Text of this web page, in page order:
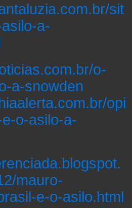
sit
a-
o-
a-snowden
opi
o-asilo-a-
mauro-
e-o-asilo.html